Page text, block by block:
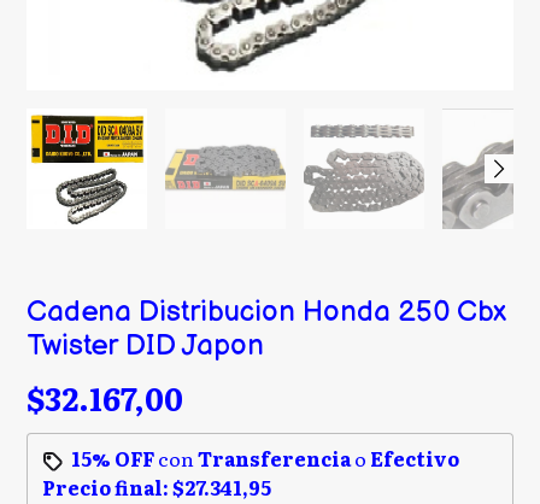
Cadena Distribucion Honda 250 Cbx
Twister DID Japon
$32.167,00
15% OFFconTransferenciao Efectivo
Precio final:$27.341,95